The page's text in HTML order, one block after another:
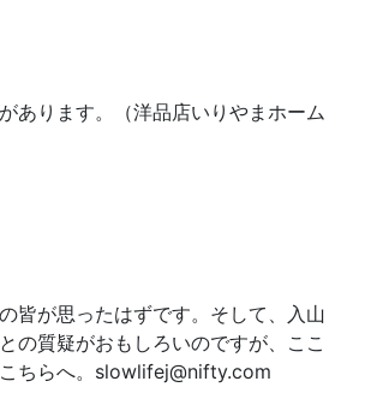
あります。（洋品店いりやまホーム
皆が思ったはずです。そして、入山
の質疑がおもしろいのですが、ここ
ちらへ。slowlifej@nifty.com